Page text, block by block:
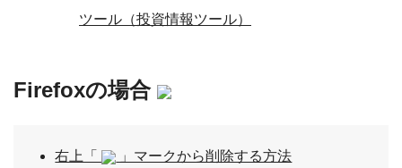
ツール（投資情報ツール）
Firefoxの場合
右上「
」マークから削除する方法